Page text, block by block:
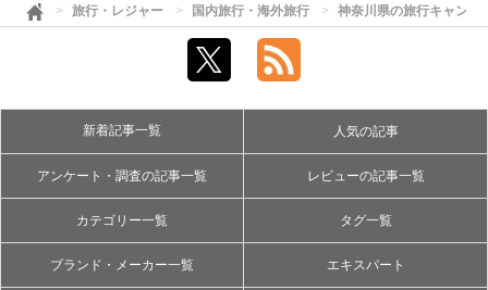
旅行・レジャー 国内旅行・海外旅行 神奈川県の旅行キャンペ
新着記事一覧 人気の記事
アンケート・調査の記事一覧 レビューの記事一覧
カテゴリー一覧 タグ一覧
ブランド・メーカー一覧 エキスパート